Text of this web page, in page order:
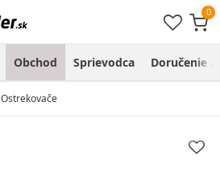
Obchod Sprievodca Doručenie
Ostrekovače